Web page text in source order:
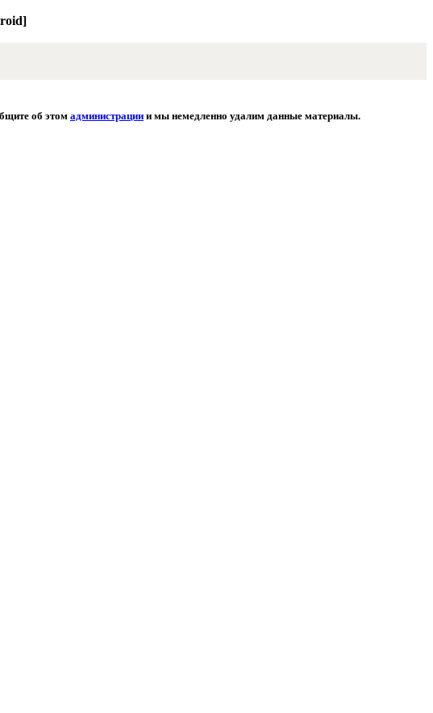
об этом администрации и мы немедленно удалим данные материалы.